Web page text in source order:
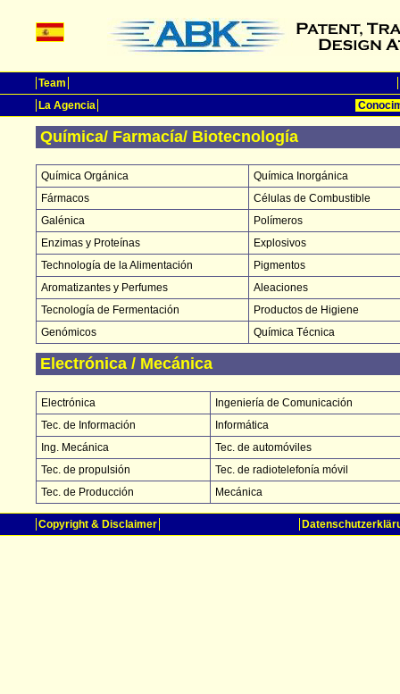
Team
La Agencia
Química/ Farmacía/ Biotecnología
Química Orgánica
Química Inorgánica
Fármacos
Células de Combustible
Galénica
Polímeros
Enzimas y Proteínas
Explosivos
Technología de la Alimentación
Pigmentos
Aromatizantes y Perfumes
Aleaciones
Tecnología de Fermentación
Productos de Higiene
Genómicos
Química Técnica
Electrónica / Mecánica
Electrónica
Ingeniería de Comunicación
Tec. de Información
Informática
Ing. Mecánica
Tec. de automóviles
Tec. de propulsión
Tec. de radiotelefonía móvil
Tec. de Producción
Mecánica
Copyright & Disclaimer